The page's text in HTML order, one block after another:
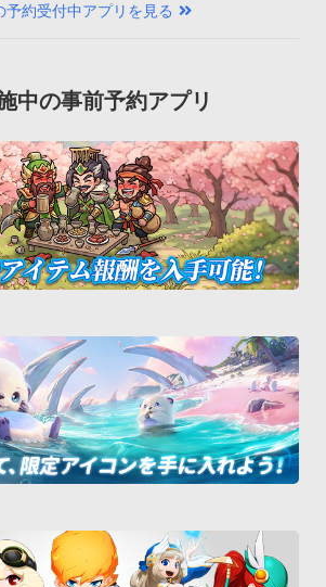
予約受付中アプリを見る
中の事前予約アプリ